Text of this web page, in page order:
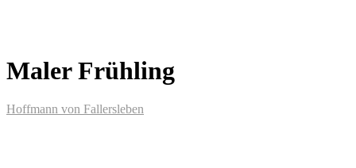
Maler Frühling
Hoffmann von Fallersleben